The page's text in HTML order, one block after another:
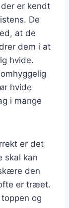
er kendt
De
at de
dem i at
hvide.
hvide
i mange
er det
skal kan
den
er træet.
og